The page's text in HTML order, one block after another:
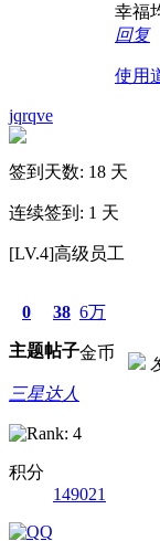
幸福
回复
使用
jqrqve
签到天数: 18 天
连续签到: 1 天
[LV.4]高级员工
0
主题
38
帖子
6万
金币
三星达人
积分
149021